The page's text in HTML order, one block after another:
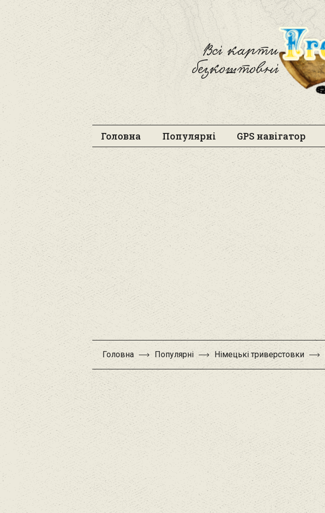
Всі карти
безкоштовні
Головна Популярні GPS навігатор
Головна Популярні Німецькі триверстовки